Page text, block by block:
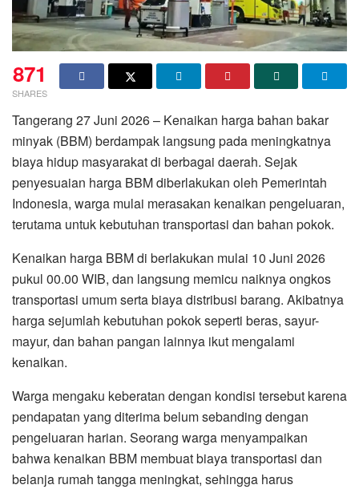
871
SHARES
Tangerang 27 Juni 2026 – Kenaikan harga bahan bakar
minyak (BBM) berdampak langsung pada meningkatnya
biaya hidup masyarakat di berbagai daerah. Sejak
penyesuaian harga BBM diberlakukan oleh Pemerintah
Indonesia, warga mulai merasakan kenaikan pengeluaran,
terutama untuk kebutuhan transportasi dan bahan pokok.
Kenaikan harga BBM di berlakukan mulai 10 Juni 2026
pukul 00.00 WIB, dan langsung memicu naiknya ongkos
transportasi umum serta biaya distribusi barang. Akibatnya
harga sejumlah kebutuhan pokok seperti beras, sayur-
mayur, dan bahan pangan lainnya ikut mengalami
kenaikan.
Warga mengaku keberatan dengan kondisi tersebut karena
pendapatan yang diterima belum sebanding dengan
pengeluaran harian. Seorang warga menyampaikan
bahwa kenaikan BBM membuat biaya transportasi dan
belanja rumah tangga meningkat, sehingga harus